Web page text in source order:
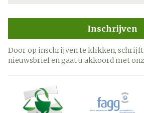
Inschrijven
Door op inschrijven te klikken, schrijft
nieuwsbrief en gaat u akkoord met